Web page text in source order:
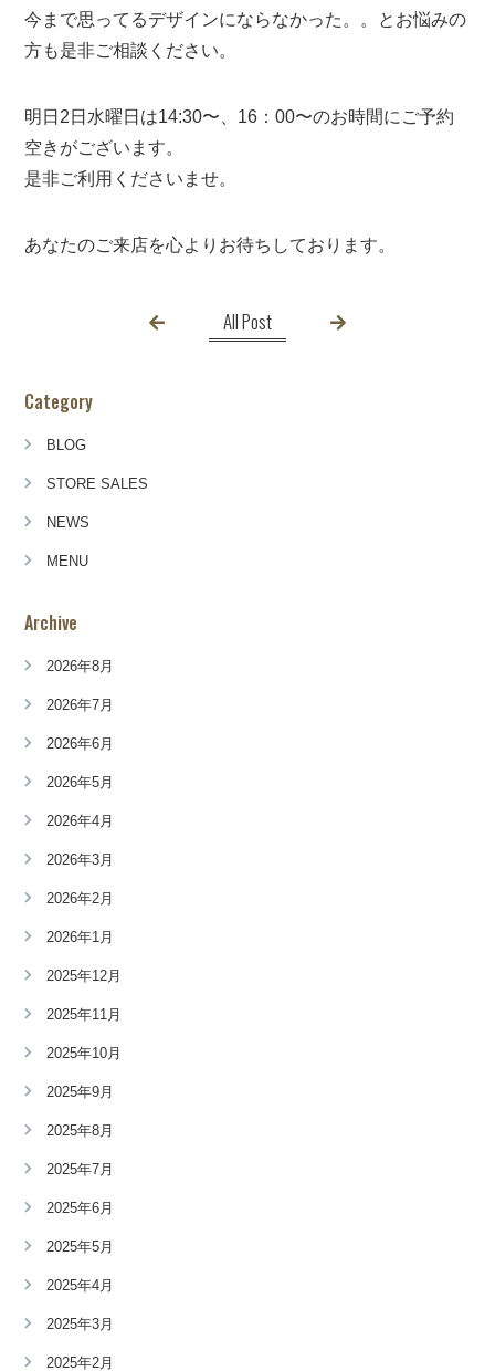
今まで思ってるデザインにならなかった。。とお悩みの
方も是非ご相談ください。
明日2日水曜日は14:30〜、16：00〜のお時間にご予約
空きがございます。
是非ご利用くださいませ。
あなたのご来店を心よりお待ちしております。
All Post
Category
BLOG
STORE SALES
NEWS
MENU
Archive
2026年8月
2026年7月
2026年6月
2026年5月
2026年4月
2026年3月
2026年2月
2026年1月
2025年12月
2025年11月
2025年10月
2025年9月
2025年8月
2025年7月
2025年6月
2025年5月
2025年4月
2025年3月
2025年2月